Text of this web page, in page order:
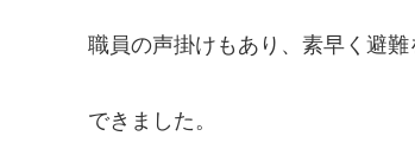
職員の声掛けもあり、素早く避
できました。